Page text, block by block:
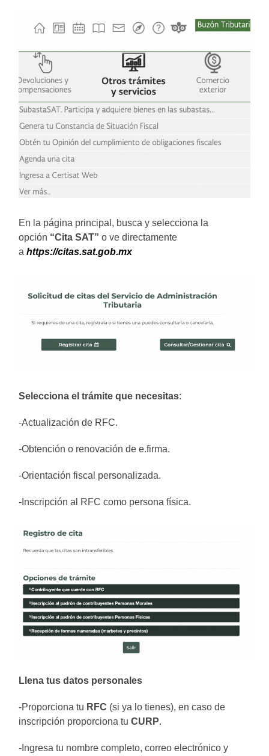
En la página principal, busca y selecciona la
opción “Cita SAT” o ve directamente
ahttps://citas.sat.gob.mx
Selecciona el trámite que necesitas:
-Actualización de RFC.
-Obtención o renovación de e.firma.
-Orientación fiscal personalizada.
-Inscripción al RFC como persona física.
Llena tus datos personales
-Proporciona tu RFC (si ya lo tienes), en caso de
inscripción proporciona tuCURP.
-Ingresa tu nombre completo, correo electrónico y